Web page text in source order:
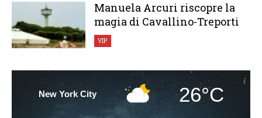
Manuela Arcuri riscopre la
magia di Cavallino-Treporti
VIP
New York City 26°C